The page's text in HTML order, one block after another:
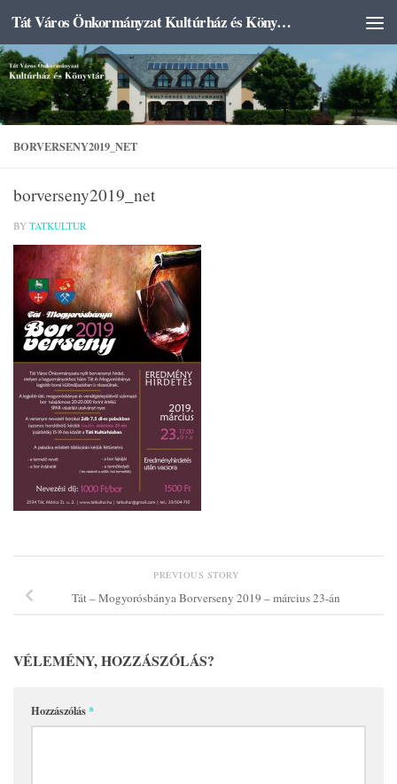
Skip to content Tát Város Önkormányzat Kultúrház és Könyvtár
BORVERSENY2019_NET
borverseny2019_net
BY TATKULTUR
PREVIOUS STORY
Tát – Mogyorósbánya Borverseny 2019 – március 23-án
VÉLEMÉNY, HOZZÁSZÓLÁS?
Hozzászólás*